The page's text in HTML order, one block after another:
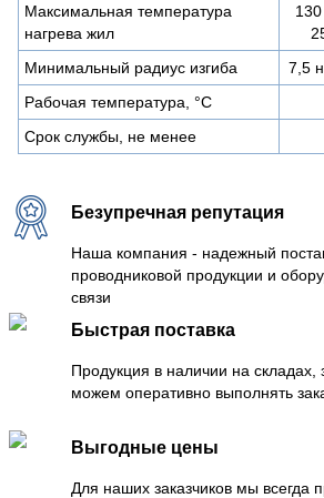
Максимальная температура
нагрева жил
130
Минимальный радиус изгиба
7,5
Рабочая температура, °C
Срок службы, не менее
Безупречная репутация
Наша компания - надежный
проводниковой продукции и
связи
Быстрая поставка
Продукция в наличии на складах,
можем оперативно выполнять
Выгодные цены
Для наших заказчиков мы всегда